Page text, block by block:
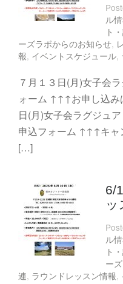
ル
ト
ーズラボからのお知らせ,
報, イベントスケジュール,
７月１３日(月)女子会
ォーム ↑↑↑お申し込
日(月)女子会ラグジュ
申込フォーム ↑↑↑キ
[…]
6/
ッ
ル
ト
ー
連, ラウンドレッスン情報,